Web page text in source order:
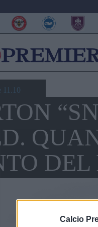
Calcio
11.10
DEL